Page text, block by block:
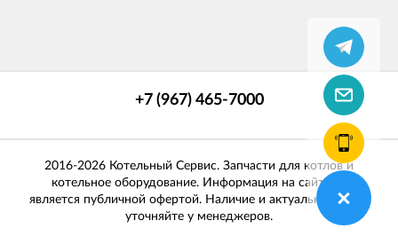
+7 (967) 465-7000
2016-2026 Котельный Сервис. Запчасти для котлов и
котельное оборудование. Информация на сайте не
является публичной офертой. Наличие и актуальные цены
уточняйте у менеджеров.